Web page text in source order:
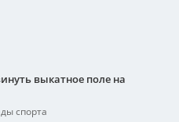
выкатное поле на
спорта